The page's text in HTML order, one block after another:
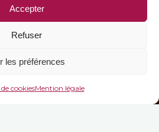
Accepter
Refuser
les préférences
cookiesMention légale